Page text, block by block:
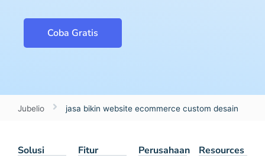
Coba Gratis
Jubelio jasa bikin website ecommerce custom desain
Solusi Fitur Perusahaan Resources